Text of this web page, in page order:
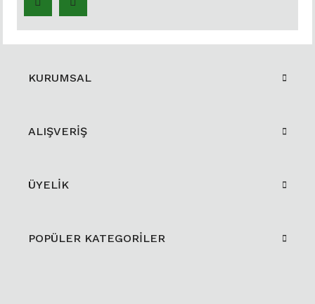
KURUMSAL
ALIŞVERİŞ
ÜYELİK
POPÜLER KATEGORİLER